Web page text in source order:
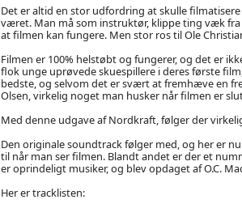
Det er altid en stor udfordring at skulle
været. Man må som instruktør, klippe ting væk
at filmen kan fungere. Men stor ros til Ole
Filmen er 100% helstøbt og fungerer, og det er
flok unge uprøvede skuespillere i deres første
bedste, og selvom det er svært at fremhæve en
Olsen, virkelig noget man husker når filmen er
Med denne udgave af Nordkraft, følger der
Den originale soundtrack følger med, og her er
til når man ser filmen. Blandt andet er der et
er oprindeligt musiker, og blev opdaget af O.C.
Her er tracklisten: